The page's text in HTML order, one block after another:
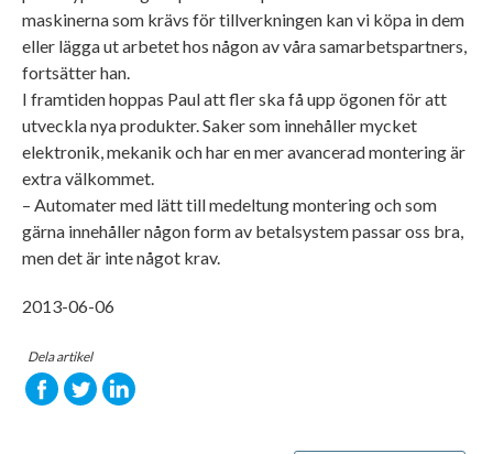
maskinerna som krävs för tillverkningen kan vi köpa in dem
eller lägga ut arbetet hos någon av våra samarbetspartners,
fortsätter han.
I framtiden hoppas Paul att fler ska få upp ögonen för att
utveckla nya produkter. Saker som innehåller mycket
elektronik, mekanik och har en mer avancerad montering är
extra välkommet.
– Automater med lätt till medeltung montering och som
gärna innehåller någon form av betalsystem passar oss bra,
men det är inte något krav.
2013-06-06
Dela artikel